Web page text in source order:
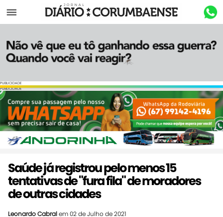
Menu
PUBLICIDADE
PUBLICIDADE
Saúde já registrou pelo menos 15
tentativas de "fura fila" de moradores
de outras cidades
Leonardo Cabralem 02 de Julho de 2021